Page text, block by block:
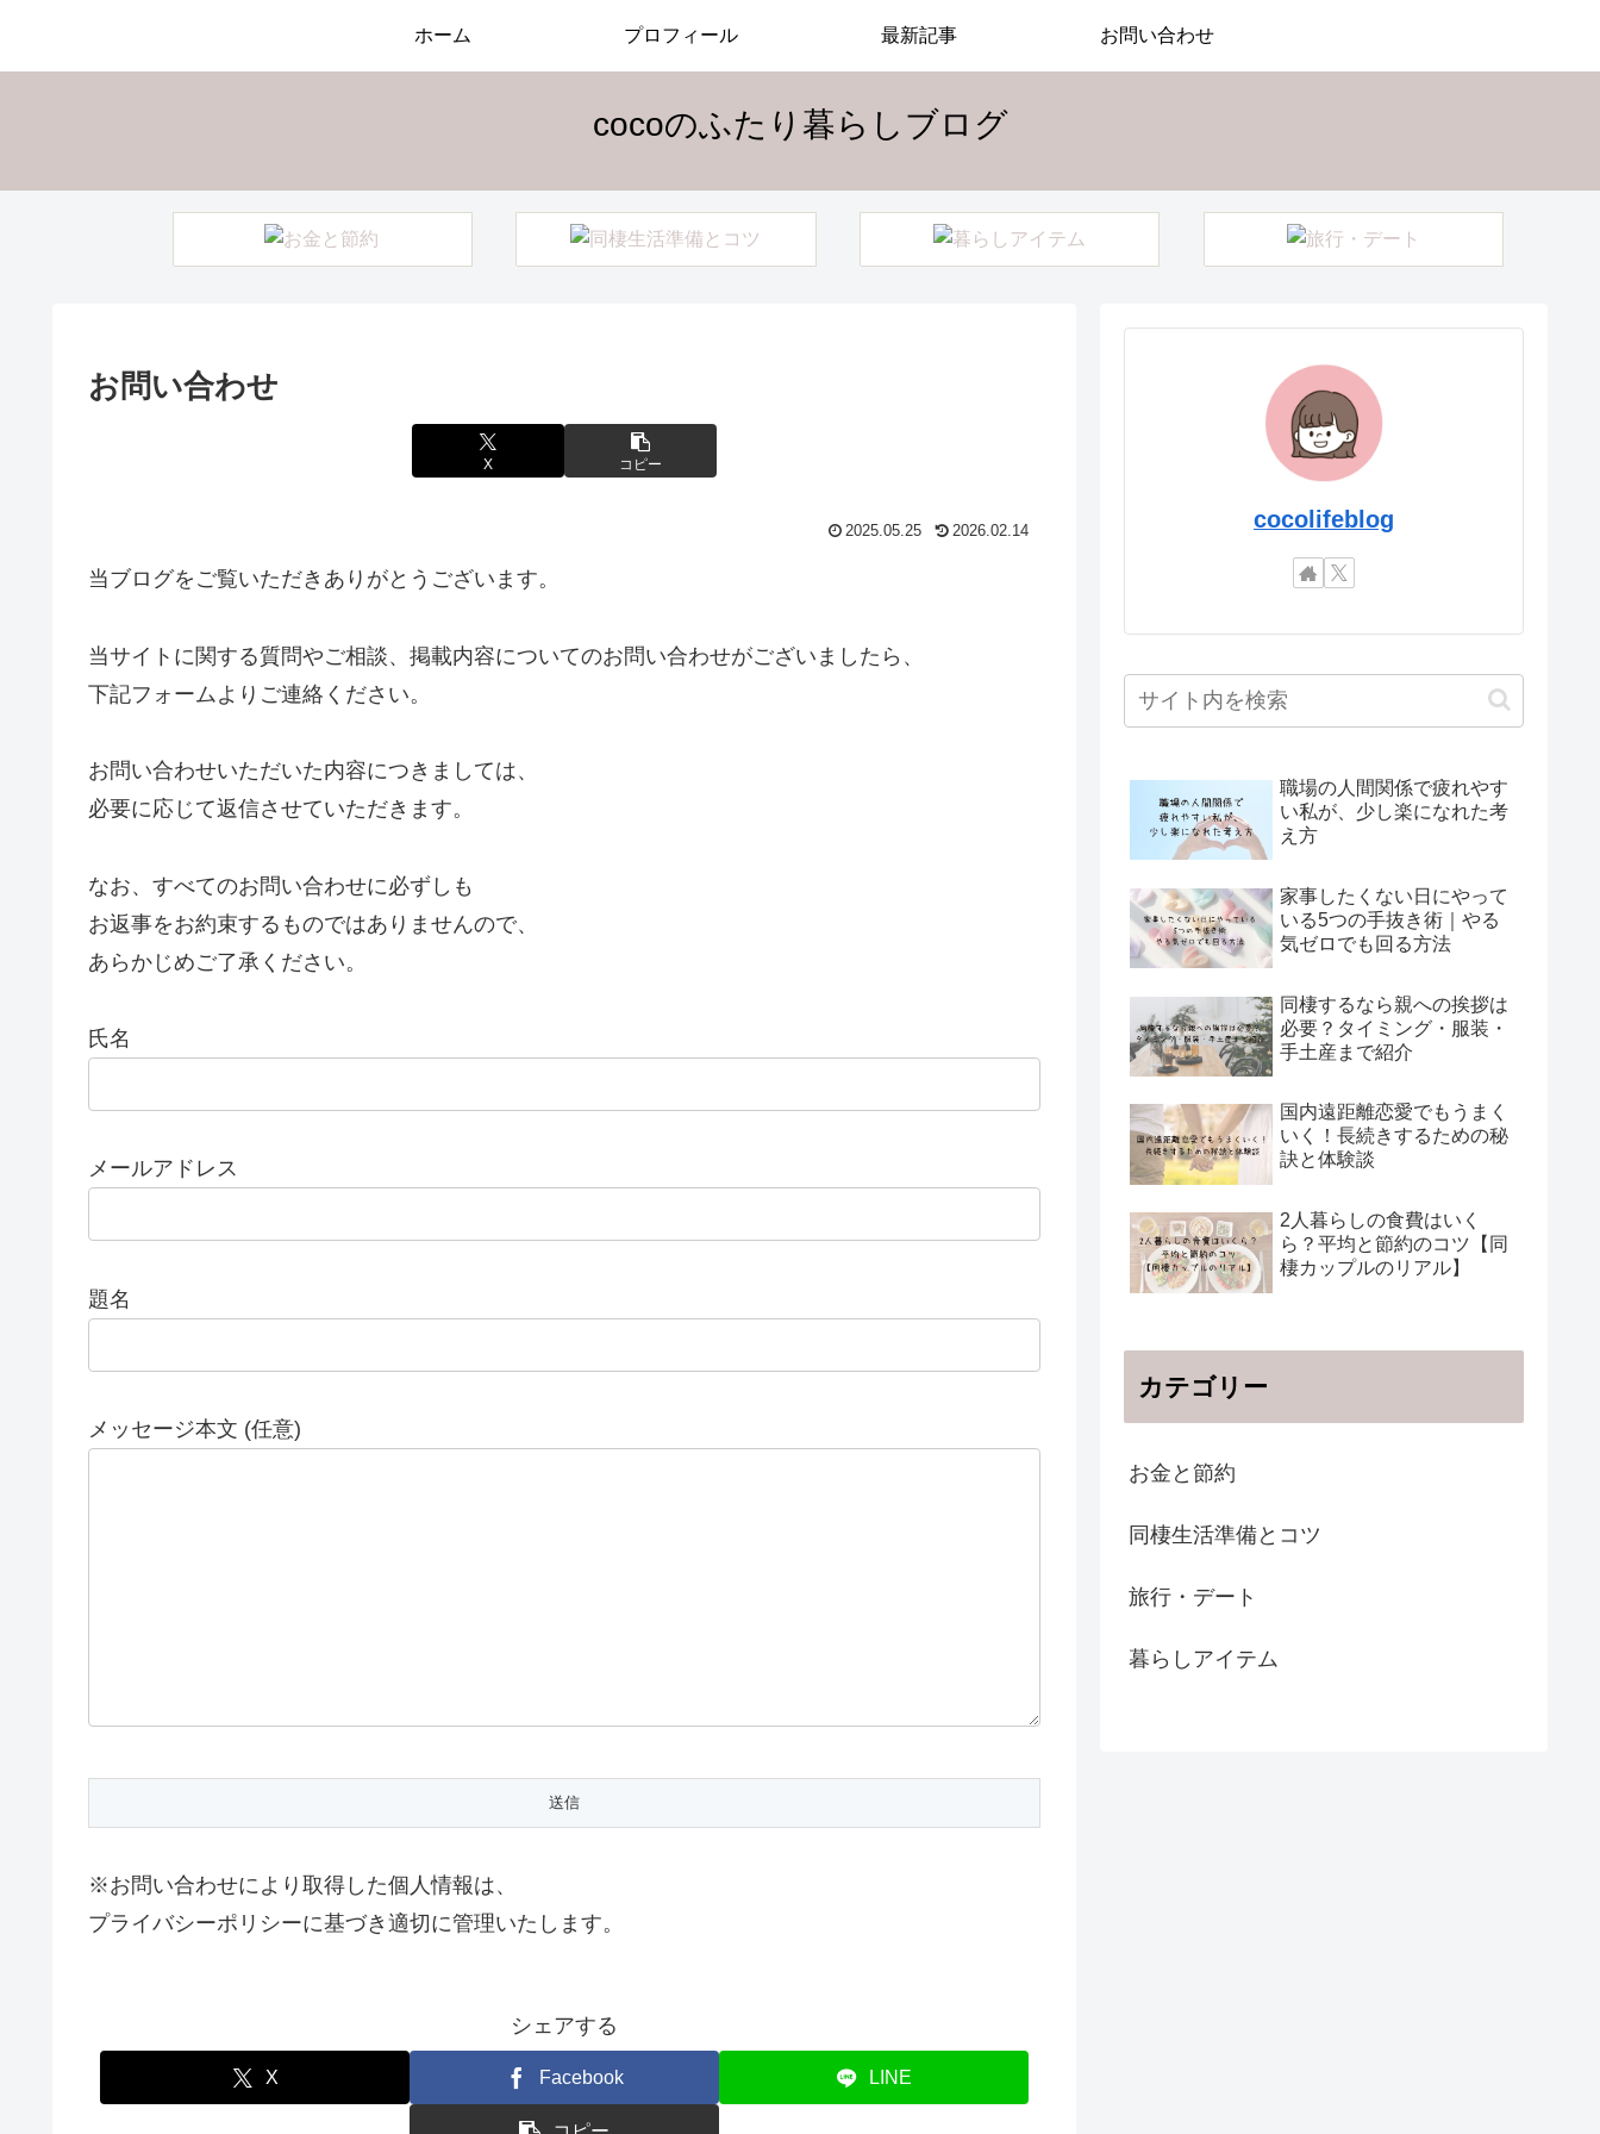
cocoのふたり暮らしブログ
ホーム プロフィール 最新記事 お問い合わせ
お問い合わせ
X コピー
2025.05.25 2026.02.14
当ブログをご覧いただきありがとうございます。
当サイトに関する質問やご相談、掲載内容についてのお問い合わせがございましたら、
下記フォームよりご連絡ください。
お問い合わせいただいた内容につきましては、
必要に応じて返信させていただきます。
なお、すべてのお問い合わせに必ずしも
お返事をお約束するものではありませんので、
あらかじめご了承ください。
氏名
メールアドレス
題名
メッセージ本文 (任意)
※お問い合わせにより取得した個人情報は、
プライバシーポリシーに基づき適切に管理いたします。
シェアする
X Facebook LINE
cocolifeblog
職場の人間関係で疲れやす
い私が、少し楽になれた考
え方
家事したくない日にやって
いる5つの手抜き術｜やる
気ゼロでも回る方法
同棲するなら親への挨拶は
必要？タイミング・服装・
手土産まで紹介
国内遠距離恋愛でもうまく
いく！長続きするための秘
訣と体験談
2人暮らしの食費はいく
ら？平均と節約のコツ【同
棲カップルのリアル】
カテゴリー
お金と節約
同棲生活準備とコツ
旅行・デート
暮らしアイテム